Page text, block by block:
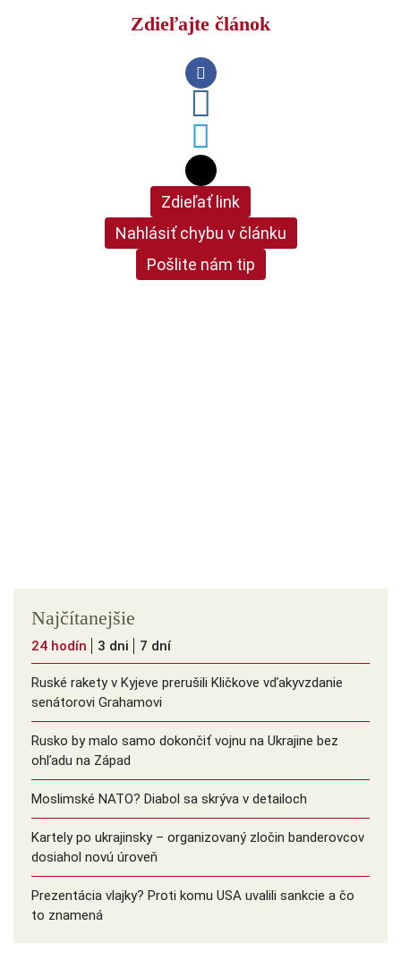
Zdieľajte článok
Zdieľať link
Nahlásiť chybu v článku
Pošlite nám tip
Najčítanejšie
24 hodín 3 dni 7 dní
Ruské rakety v Kyjeve prerušili Kličkove vďakyvzdanie
senátorovi Grahamovi
Rusko by malo samo dokončiť vojnu na Ukrajine bez
ohľadu na Západ
Moslimské NATO? Diabol sa skrýva v detailoch
Kartely po ukrajinsky – organizovaný zločin banderovcov
dosiahol novú úroveň
Prezentácia vlajky? Proti komu USA uvalili sankcie a čo
to znamená